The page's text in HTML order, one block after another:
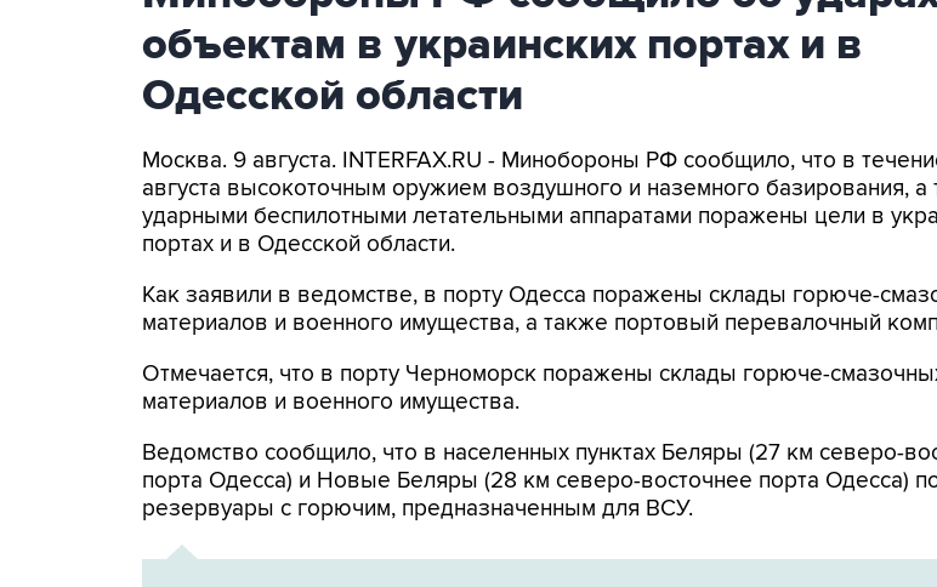
объектам в украинских портах и в
Одесской области
Москва. 9 августа. INTERFAX.RU - Минобороны РФ сообщило, что в
августа высокоточным оружием воздушного и наземного базирования, а
ударными беспилотными летательными аппаратами поражены цели в
портах и в Одесской области.
Как заявили в ведомстве, в порту Одесса поражены склады горюче-
материалов и военного имущества, а также портовый перевалочный
Отмечается, что в порту Черноморск поражены склады горюче-
материалов и военного имущества.
Ведомство сообщило, что в населенных пунктах Беляры (27 км северо-
порта Одесса) и Новые Беляры (28 км северо-восточнее порта Одесса)
резервуары с горючим, предназначенным для ВСУ.